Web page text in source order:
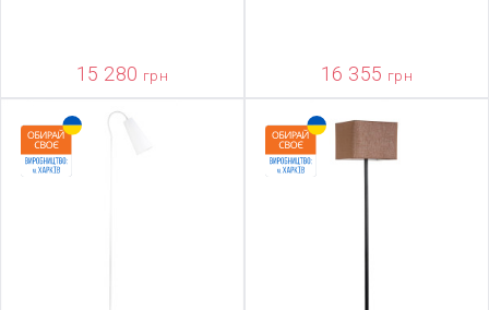
15 280 грн 16 355 грн